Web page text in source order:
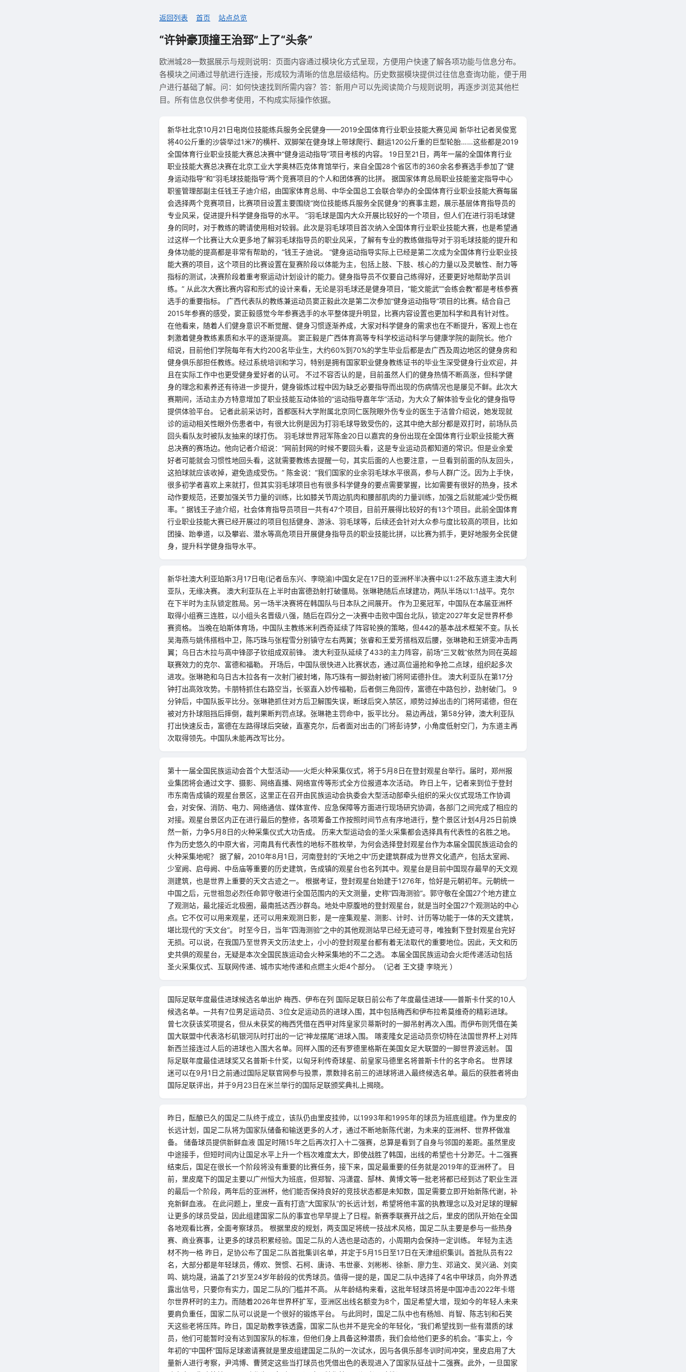
返回列表 首页 站点总览
“许钟豪顶撞王治郅”上了“头条”
欧洲城28—数据展示与规则说明：页面内容通过模块化方式呈现，方便用户快速了解各项功能与信息分布。
各模块之间通过导航进行连接，形成较为清晰的信息层级结构。历史数据模块提供过往信息查询功能，便于用
户进行基础了解。问：如何快速找到所需内容？答：新用户可以先阅读简介与规则说明，再逐步浏览其他栏
目。所有信息仅供参考使用，不构成实际操作依据。
新华社北京10月21日电岗位技能练兵服务全民健身——2019全国体育行业职业技能大赛见闻 新华社记者吴俊宽
将40公斤重的沙袋举过1米7的横杆、双脚架在健身球上带球爬行、翻运120公斤重的巨型轮胎……这些都是2019
全国体育行业职业技能大赛总决赛中“健身运动指导”项目考核的内容。 19日至21日，两年一届的全国体育行业
职业技能大赛总决赛在北京工业大学奥林匹克体育馆举行，来自全国28个省区市的360余名参赛选手参加了“健
身运动指导”和“羽毛球技能指导”两个竞赛项目的个人和团体赛的比拼。 据国家体育总局职业技能鉴定指导中心
职鉴管理部副主任钱王子迪介绍，由国家体育总局、中华全国总工会联合举办的全国体育行业职业技能大赛每届
会选择两个竞赛项目，比赛项目设置主要围绕“岗位技能练兵服务全民健身”的赛事主题，展示基层体育指导员的
专业风采，促进提升科学健身指导的水平。 “羽毛球是国内大众开展比较好的一个项目，但人们在进行羽毛球健
身的同时，对于教练的聘请使用相对较弱。此次是羽毛球项目首次纳入全国体育行业职业技能大赛，也是希望通
过这样一个比赛让大众更多地了解羽毛球指导员的职业风采，了解有专业的教练做指导对于羽毛球技能的提升和
身体功能的提高都是非常有帮助的，”钱王子迪说。 “健身运动指导实际上已经是第二次成为全国体育行业职业技
能大赛的项目，这个项目的比赛设置在复赛阶段以体能为主，包括上肢、下肢、核心的力量以及灵敏性、耐力等
指标的测试，决赛阶段着重考察运动计划设计的能力。健身指导员不仅要自己练得好，还要更好地帮助学员训
练。” 从此次大赛比赛内容和形式的设计来看，无论是羽毛球还是健身项目，“能文能武”“会练会教”都是考核参赛
选手的重要指标。 广西代表队的教练兼运动员窦正毅此次是第二次参加“健身运动指导”项目的比赛。结合自己
2015年参赛的感受，窦正毅感觉今年参赛选手的水平整体提升明显，比赛内容设置也更加科学和具有针对性。
在他看来，随着人们健身意识不断觉醒、健身习惯逐渐养成，大家对科学健身的需求也在不断提升，客观上也在
刺激着健身教练素质和水平的逐渐提高。 窦正毅是广西体育高等专科学校运动科学与健康学院的副院长。他介
绍说，目前他们学院每年有大约200名毕业生，大约60%到70%的学生毕业后都是去广西及周边地区的健身房和
健身俱乐部担任教练。经过系统培训和学习，特别是拥有国家职业健身教练证书的毕业生深受健身行业欢迎，并
且在实际工作中也更受健身爱好者的认可。 不过不容否认的是，目前虽然人们的健身热情不断高涨，但科学健
身的理念和素养还有待进一步提升，健身锻炼过程中因为缺乏必要指导而出现的伤病情况也是屡见不鲜。此次大
赛期间，活动主办方特意增加了职业技能互动体验的“运动指导嘉年华”活动，为大众了解体验专业化的健身指导
提供体验平台。 记者此前采访时，首都医科大学附属北京同仁医院眼外伤专业的医生于洁曾介绍说，她发现就
诊的运动相关性眼外伤患者中，有很大比例是因为打羽毛球导致受伤的，这其中绝大部分都是双打时，前场队员
回头看队友时被队友抽来的球打伤。 羽毛球世界冠军陈金20日以嘉宾的身份出现在全国体育行业职业技能大赛
总决赛的赛场边。他向记者介绍说：“网前封网的时候不要回头看，这是专业运动员都知道的常识。但是业余爱
好者可能就会习惯性地回头看，这就需要教练去提醒一句，其实后面的人也要注意，一旦看到前面的队友回头，
这拍球就应该收掉，避免造成受伤。” 陈金说：“我们国家的业余羽毛球水平很高，参与人群广泛。因为上手快，
很多初学者喜欢上来就打，但其实羽毛球项目也有很多科学健身的要点需要掌握，比如需要有很好的热身，技术
动作要规范，还要加强关节力量的训练，比如膝关节周边肌肉和腰部肌肉的力量训练，加强之后就能减少受伤概
率。” 据钱王子迪介绍，社会体育指导员项目一共有47个项目，目前开展得比较好的有13个项目。此前全国体育
行业职业技能大赛已经开展过的项目包括健身、游泳、羽毛球等，后续还会针对大众参与度比较高的项目，比如
团操、跆拳道，以及攀岩、潜水等高危项目开展健身指导员的职业技能比拼，以比赛为抓手，更好地服务全民健
身，提升科学健身指导水平。
新华社澳大利亚珀斯3月17日电(记者岳东兴、李晓渝)中国女足在17日的亚洲杯半决赛中以1:2不敌东道主澳大利
亚队，无缘决赛。 澳大利亚队在上半时由富德劲射打破僵局。张琳艳随后点球建功，两队半场以1:1战平。克尔
在下半时为主队锁定胜局。另一场半决赛将在韩国队与日本队之间展开。 作为卫冕冠军，中国队在本届亚洲杯
取得小组赛三连胜，以小组头名晋级八强，随后在四分之一决赛中击败中国台北队，锁定2027年女足世界杯参
赛资格。 当晚在珀斯体育场，中国队主教练米利西奇延续了阵容轮换的策略，但442的基本战术框架不变。队长
吴海燕与姚伟搭档中卫，陈巧珠与张程雪分别镇守左右两翼；张睿和王爱芳搭档双后腰，张琳艳和王妍雯冲击两
翼；乌日古木拉与高中锋邵子钦组成双前锋。 澳大利亚队延续了433的主力阵容，前场“三叉戟”依然为同在英超
联赛效力的克尔、富德和福勒。 开场后，中国队很快进入比赛状态，通过高位逼抢和争抢二点球，组织起多次
进攻。张琳艳和乌日古木拉各有一次射门被封堵，陈巧珠有一脚劲射被门将阿诺德扑住。 澳大利亚队在第17分
钟打出高效攻势。卡朋特抓住右路空当，长驱直入妙传福勒，后者倒三角回传，富德在中路包抄，劲射破门。 9
分钟后，中国队扳平比分。张琳艳抓住对方后卫解围失误，断球后突入禁区，顺势过掉出击的门将阿诺德，但在
被对方扑球阻挡后摔倒，裁判果断判罚点球。张琳艳主罚命中，扳平比分。 易边再战，第58分钟，澳大利亚队
打出快速反击，富德在左路得球后突破，直塞克尔，后者面对出击的门将彭诗梦，小角度低射空门，为东道主再
次取得领先。中国队未能再改写比分。
第十一届全国民族运动会首个大型活动——火炬火种采集仪式，将于5月8日在登封观星台举行。届时，郑州报
业集团将会通过文字、摄影、网络直播、网络宣传等形式全方位报道本次活动。 昨日上午，记者来到位于登封
市东南告成镇的观星台景区，这里正在召开由民族运动会执委会大型活动部牵头组织的采火仪式现场工作协调
会，对安保、消防、电力、网络通信、媒体宣传、应急保障等方面进行现场研究协调，各部门之间完成了相应的
对接。观星台景区内正在进行最后的整修，各项筹备工作按照时间节点有序地进行，整个景区计划4月25日前焕
然一新，力争5月8日的火种采集仪式大功告成。 历来大型运动会的圣火采集都会选择具有代表性的名胜之地。
作为历史悠久的中原大省，河南具有代表性的地标不胜枚举，为何会选择登封观星台作为本届全国民族运动会的
火种采集地呢？ 据了解，2010年8月1日，河南登封的“天地之中”历史建筑群成为世界文化遗产，包括太室阙、
少室阙、启母阙、中岳庙等重要的历史建筑，告成镇的观星台也名列其中。观星台是目前中国现存最早的天文观
测建筑，也是世界上重要的天文古迹之一。 根据考证，登封观星台始建于1276年，恰好是元朝初年。元朝统一
中国之后，元世祖忽必烈任命郭守敬进行全国范围内的天文测量，史称“四海测验”。郭守敬在全国27个地方建立
了观测站，最北接近北极圈，最南抵达西沙群岛。地处中原腹地的登封观星台，就是当时全国27个观测站的中心
点。它不仅可以用来观星，还可以用来观测日影，是一座集观星、测影、计时、计历等功能于一体的天文建筑，
堪比现代的“天文台”。 时至今日，当年“四海测验”之中的其他观测站早已经无迹可寻，唯独剩下登封观星台完好
无损。可以说，在我国乃至世界天文历法史上，小小的登封观星台都有着无法取代的重要地位。因此，天文和历
史共俱的观星台，无疑是本次全国民族运动会火种采集地的不二之选。 本届全国民族运动会火炬传递活动包括
圣火采集仪式、互联网传递、城市实地传递和点燃主火炬4个部分。（记者 王文捷 李晓光 ）
国际足联年度最佳进球候选名单出炉 梅西、伊布在列 国际足联日前公布了年度最佳进球——普斯卡什奖的10人
候选名单。一共有7位男足运动员、3位女足运动员的进球入围，其中包括梅西和伊布拉希莫维奇的精彩进球。
曾七次获该奖项提名，但从未获奖的梅西凭借在西甲对阵皇家贝蒂斯时的一脚吊射再次入围。而伊布则凭借在美
国大联盟中代表洛杉矶银河队时打出的一记“神龙摆尾”进球入围。 喀麦隆女足运动员奈切特在法国世界杯上对阵
新西兰接连过人后的进球也入围大名单。同样入围的还有罗德里格斯在美国女足大联盟的一脚世界波远射。 国
际足联年度最佳进球奖又名普斯卡什奖，以匈牙利传奇球星、前皇家马德里名将普斯卡什的名字命名。 世界球
迷可以在9月1日之前通过国际足联官网参与投票，票数排名前三的进球将进入最终候选名单。最后的获胜者将由
国际足联评出，并于9月23日在米兰举行的国际足联颁奖典礼上揭晓。
昨日，酝酿已久的国足二队终于成立，该队仍由里皮挂帅，以1993年和1995年的球员为班底组建。作为里皮的
长远计划，国足二队将为国家队储备和输送更多的人才，通过不断地新陈代谢，为未来的亚洲杯、世界杯做准
备。 储备球员提供新鲜血液 国足时隔15年之后再次打入十二强赛，总算是看到了自身与邻国的差距。虽然里皮
中途接手，但短时间内让国足水平上升一个档次难度太大，即使战胜了韩国，出线的希望也十分渺茫。十二强赛
结束后，国足在很长一个阶段将没有重要的比赛任务，接下来，国足最重要的任务就是2019年的亚洲杯了。 目
前，里皮麾下的国足主要以广州恒大为班底，但郑智、冯潇霆、郜林、黄博文等一批老将都已经到达了职业生涯
的最后一个阶段，两年后的亚洲杯，他们能否保持良好的竞技状态都是未知数，国足需要立即开始新陈代谢，补
充新鲜血液。 在此问题上，里皮一直有打造“大国家队”的长远计划，希望将他丰富的执教理念以及对足球的理解
让更多的球员受益，因此组建国家二队的事宜也早早提上了日程。新赛季联赛开战之后，里皮的团队开始在全国
各地观看比赛，全面考察球员。 根据里皮的规划，两支国足将统一技战术风格，国足二队主要是参与一些热身
赛、商业赛事，让更多的球员积累经验。国足二队的人选也是动态的，小周期内会保持一定训练。 年轻为主选
材不拘一格 昨日，足协公布了国足二队首批集训名单，并定于5月15日至17日在天津组织集训。首批队员有22
名，大部分都是年轻球员，傅欢、贺惯、石柯、唐诗、韦世豪、刘彬彬、徐新、廖力生、邓涵文、吴兴涵、刘奕
鸣、姚均晟，涵盖了21岁至24岁年龄段的优秀球员。值得一提的是，国足二队中选择了4名中甲球员，向外界透
露出信号，只要你有实力，国足二队的门槛并不高。 从年龄结构来看，这批年轻球员将是中国冲击2022年卡塔
尔世界杯时的主力。而随着2026年世界杯扩军，亚洲区出线名额变为8个，国足希望大增，现如今的年轻人未来
要肩负重任，国家二队可以说是一个很好的锻炼平台。 与此同时，国足二队中也有杨旭、肖智、陈志钊和石笑
天这些老将压阵。昨日，国足助教李铁透露，国家二队也并不是完全的年轻化，“我们希望找到一些有潜质的球
员，他们可能暂时没有达到国家队的标准，但他们身上具备这种潜质，我们会给他们更多的机会。”事实上，今
年初的“中国杯”国际足球邀请赛就是里皮组建国足二队的一次试水，因与各俱乐部冬训时间冲突，里皮启用了大
量新人进行考察，尹鸿博、曹赟定这些当打球员也凭借出色的表现进入了国家队征战十二强赛。此外，一旦国家